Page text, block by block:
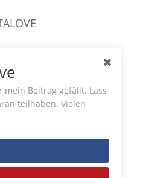
PHOTOGRAPHY
mein Beitrag gefällt. Lass
teilhaben. Vielen